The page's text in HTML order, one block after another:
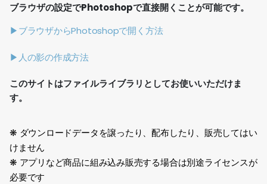
ブラウザの設定でPhotoshopで直接開くことが可能です。
▶ブラウザからPhotoshopで開く方法
▶人の影の作成方法
このサイトはファイルライブラリとしてお使いいただけま
す。
❋ ダウンロードデータを譲ったり、配布したり、販売してはい
けません
❋ アプリなど商品に組み込み販売する場合は別途ライセンスが
必要です